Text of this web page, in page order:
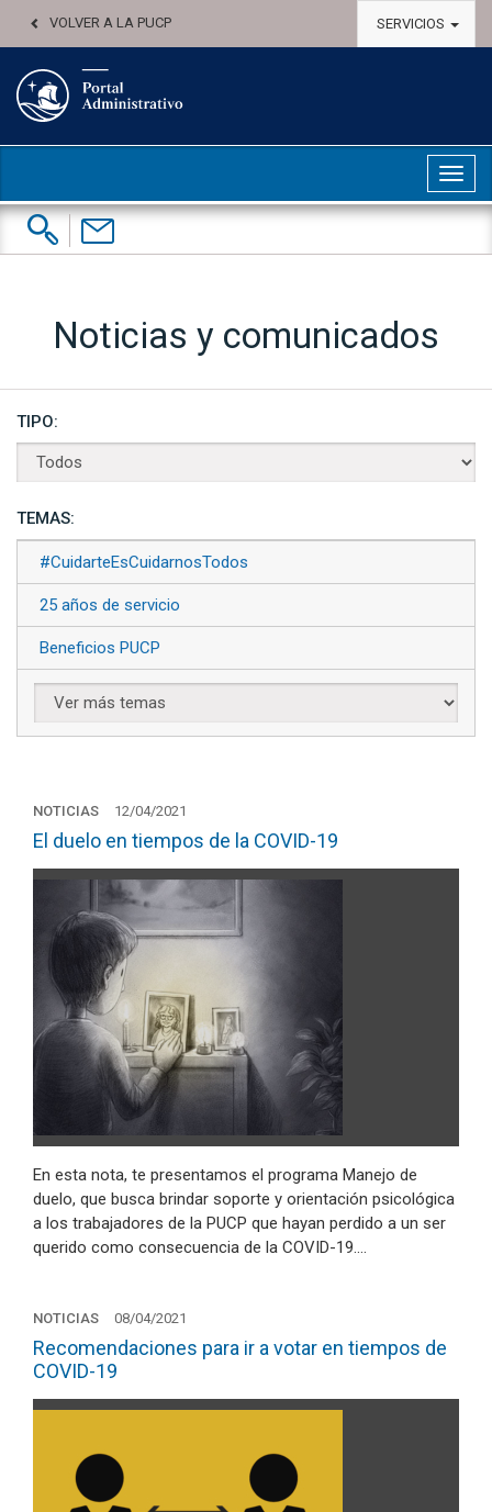
VOLVER A LA PUCP SERVICIOS
Buscar:
Contáctenos
Noticias y comunicados
TIPO:
TEMAS:
#CuidarteEsCuidarnosTodos
25 años de servicio
Beneficios PUCP
NOTICIAS 12/04/2021
El duelo en tiempos de la COVID-19
En esta nota, te presentamos el programa Manejo de
duelo, que busca brindar soporte y orientación psicológica
a los trabajadores de la PUCP que hayan perdido a un ser
querido como consecuencia de la COVID-19.…
NOTICIAS 08/04/2021
Recomendaciones para ir a votar en tiempos de
COVID-19